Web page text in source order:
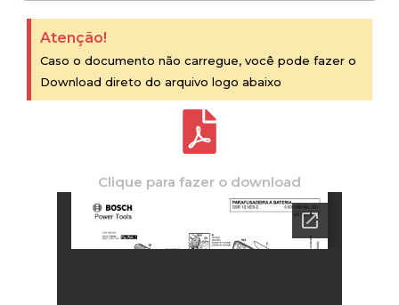
Atenção!
Caso o documento não carregue, você pode fazer o
Download direto do arquivo logo abaixo
Clique para fazer o download